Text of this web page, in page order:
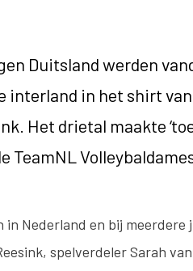
Duitsland werden
interland in het shirt
Het drietal maakte
TeamNL
Nederland en bij meerdere
spelverdeler Sarah